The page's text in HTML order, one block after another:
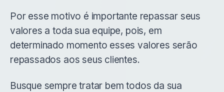
Por esse motivo é importante repassar seus
valores a toda sua equipe, pois, em
determinado momento esses valores serão
repassados aos seus clientes.
Busque sempre tratar bem todos da sua